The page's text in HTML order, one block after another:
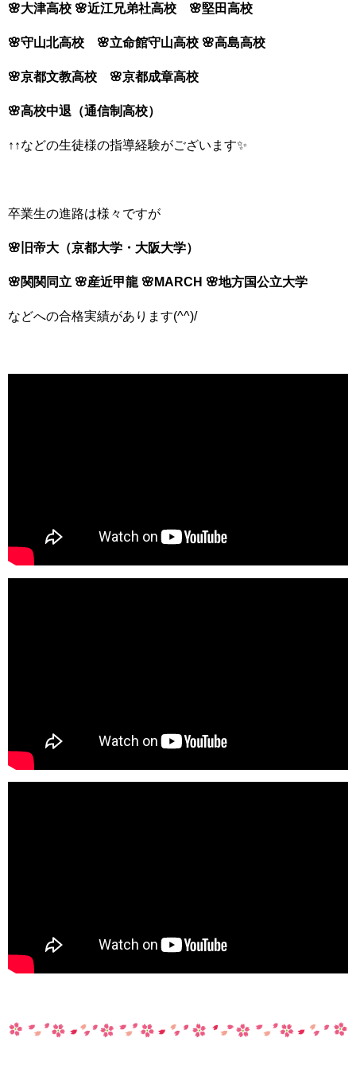
🌸大津高校 🌸近江兄弟社高校 🌸堅田高校
🌸守山北高校 🌸立命館守山高校 🌸高島高校
🌸京都文教高校 🌸京都成章高校
🌸高校中退（通信制高校）
↑↑などの生徒様の指導経験がございます✨
卒業生の進路は様々ですが
🌸旧帝大（京都大学・大阪大学）
🌸関関同立 🌸産近甲龍 🌸MARCH 🌸地方国公立大学
などへの合格実績があります(^^)/